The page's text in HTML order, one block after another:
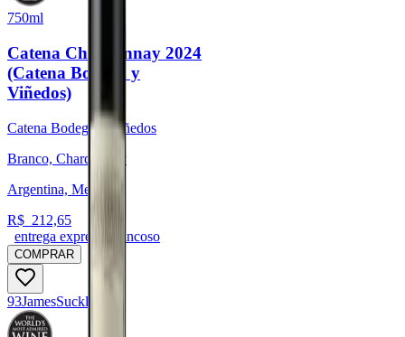
750ml
Catena Chardonnay 2024
(Catena Bodega y
Viñedos)
Catena Bodega y Viñedos
Branco, Chardonnay
Argentina, Mendoza
R$ 212,65
entrega expressa trancoso
COMPRAR
93JamesSuckling